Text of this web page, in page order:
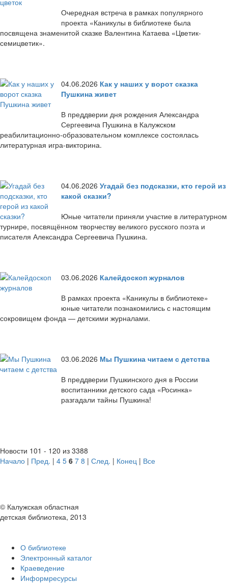
Очередная встреча в рамках популярного
проекта «Каникулы в библиотеке была
посвящена знаменитой сказке Валентина Катаева «Цветик-
семицветик».
04.06.2026 Как у наших у ворот сказка
Пушкина живет
В преддверии дня рождения Александра
Сергеевича Пушкина в Калужском
реабилитационно-образовательном комплексе состоялась
литературная игра-викторина.
04.06.2026 Угадай без подсказки, кто герой из
какой сказки?
Юные читатели приняли участие в литературном
турнире, посвящённом творчеству великого русского поэта и
писателя Александра Сергеевича Пушкина.
03.06.2026 Калейдоскоп журналов
В рамках проекта «Каникулы в библиотеке»
юные читатели познакомились с настоящим
сокровищем фонда — детскими журналами.
03.06.2026 Мы Пушкина читаем с детства
В преддверии Пушкинского дня в России
воспитанники детского сада «Росинка»
разгадали тайны Пушкина!
Новости 101 - 120 из 3388
Начало | Пред. | 4 5 6 7 8 | След. | Конец | Все
© Калужская областная
детская библиотека, 2013
О библиотеке
Электронный каталог
Краеведение
Информресурсы